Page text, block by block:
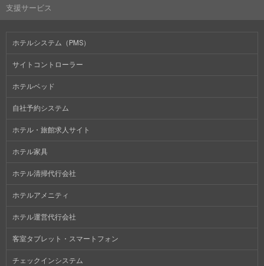
支援サービス
ホテルシステム（PMS）
サイトコントローラー
ホテルベッド
自社予約システム
ホテル・旅館求人サイト
ホテル家具
ホテル清掃代行会社
ホテルアメニティ
ホテル運営代行会社
客室タブレット・スマートフォン
チェックインシステム